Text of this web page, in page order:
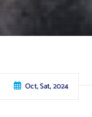
Oct, Sat, 2024